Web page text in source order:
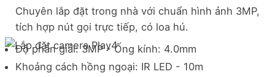
Chuyên lắp đặt trong nhà với chuẩn hình ảnh 3MP,
tích hợp nút gọi trực tiếp, có loa hú.
Độ phân giải: 3MP - Ống kính: 4.0mm
Khoảng cách hồng ngoại: IR LED - 10m